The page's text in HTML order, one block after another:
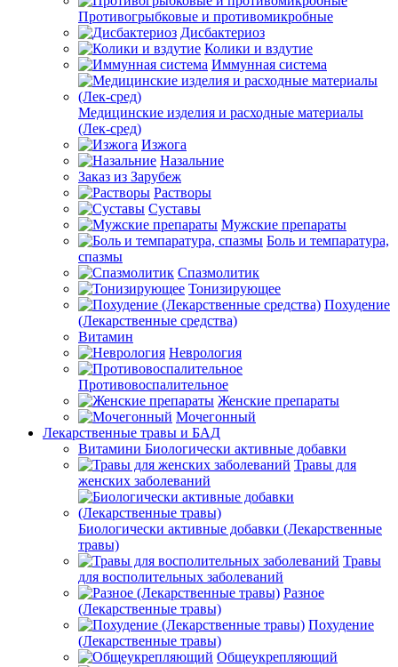
Противогрыбковые и противомикробные
Дисбактериоз
Колики и вздутие
Иммунная система
Медицинские изделия и расходные материалы
(Лек-сред)
Изжога
Назальние
Заказ из Зарубеж
Растворы
Суставы
Мужские препараты
Боль и темпаратура,
спазмы
Спазмолитик
Тонизирующее
Похудение
(Лекарственные средства)
Витамин
Неврология
Противовоспалительное
Женские препараты
Мочегонный
Лекарственные травы и БАД
Витамини Биологически активные добавки
Травы для
женских заболеваний
Биологически активные добавки (Лекарственные
травы)
Травы
для восполительных заболеваний
Разное
(Лекарственные травы)
Похудение
(Лекарственные травы)
Общеукрепляющий